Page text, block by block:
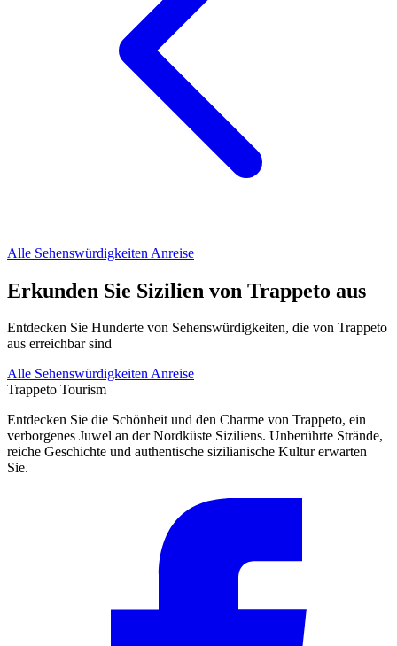
Alle Sehenswürdigkeiten Anreise
Erkunden Sie Sizilien von Trappeto aus
Entdecken Sie Hunderte von Sehenswürdigkeiten, die von Trappeto
aus erreichbar sind
Alle SehenswürdigkeitenAnreise
Trappeto Tourism
Entdecken Sie die Schönheit und den Charme von Trappeto, ein
verborgenes Juwel an der Nordküste Siziliens. Unberührte Strände,
reiche Geschichte und authentische sizilianische Kultur erwarten
Sie.